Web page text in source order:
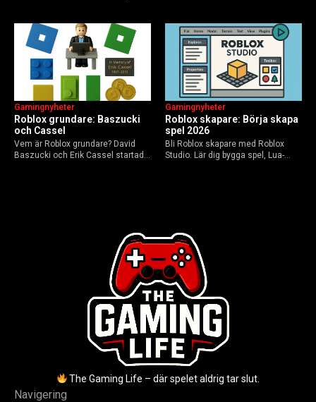
AI-drivna innovationer.
Roblox grundare: Baszucki
och Cassel
Gamingnyheter
Vem är Roblox grundare? David
Baszucki och Erik Cassel startade
Roblox skapare: Börja skapa
spel 2026
Gamingnyheter
Bli Roblox skapare med Roblox
Studio. Lär dig bygga spel, Lua-
The Gaming Life – där spelet aldrig tar slut.
Navigering